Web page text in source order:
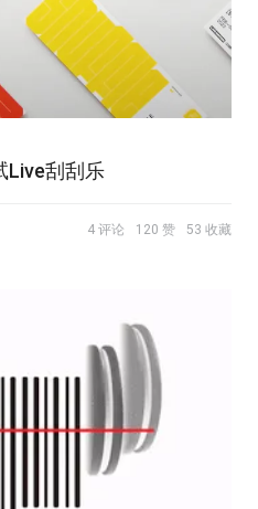
Live刮刮乐
4 评论 120 赞 53 收藏